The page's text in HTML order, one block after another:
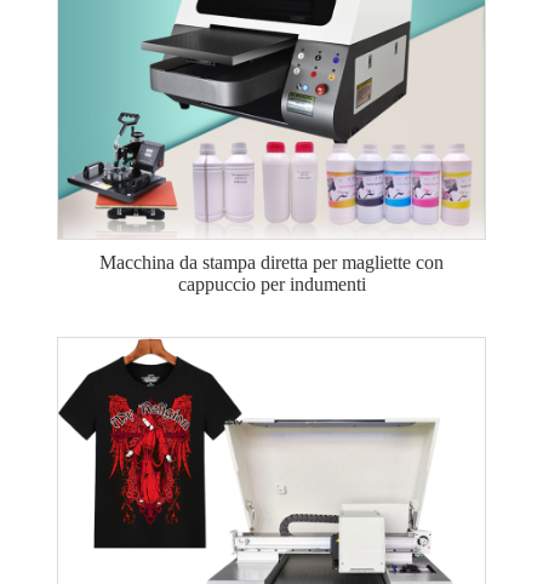
Macchina da stampa diretta per magliette con
cappuccio per indumenti